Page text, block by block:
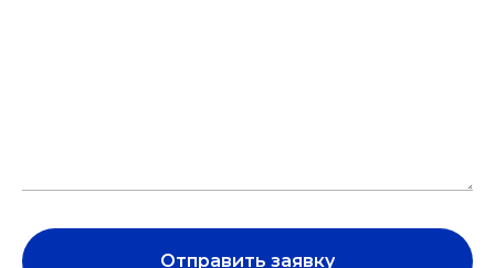
Отправить заявку